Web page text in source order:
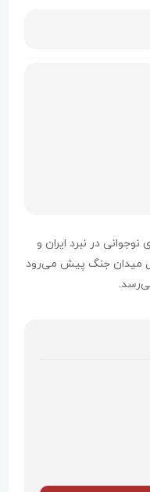
در نبرد ایران و
میدان جنگ پیش می‌رود